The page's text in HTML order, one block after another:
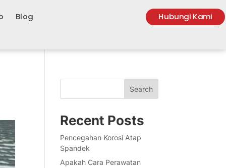
Blog Hubungi Kami
Search
Recent Posts
Pencegahan Korosi Atap
Spandek
Apakah Cara Perawatan